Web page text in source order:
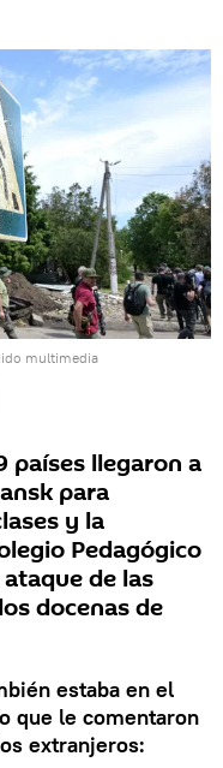
multimedia
países llegaron a
para
y la
Pedagógico
de las
docenas de
estaba en el
que le comentaron
extranjeros: